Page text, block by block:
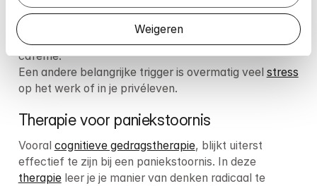
Weigeren
problemen, zoals hartaandoeningen of
ontwenningsverschijnselen. Ook kunnen ze optreden
als gevolg van drugsgebruik en een teveel aan
cafeïne.
Een andere belangrijke trigger is overmatig veel stress
op het werk of in je privéleven.
Therapie voor paniekstoornis
Vooral cognitieve gedragstherapie, blijkt uiterst
effectief te zijn bij een paniekstoornis. In deze
therapie leer je je manier van denken radicaal te